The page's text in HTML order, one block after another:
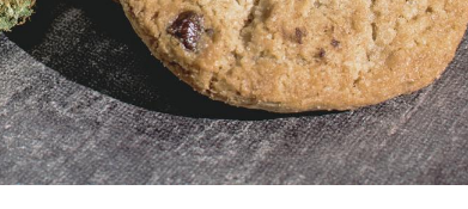
Insuffisance cardiaque :
comment mieux la
prévenir